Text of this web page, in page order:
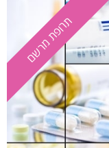
תרופת מרשם
תרופת מרשם